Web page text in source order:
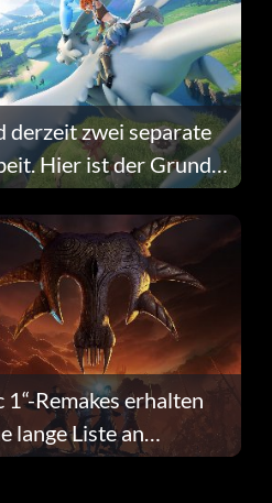
derzeit zwei separate
Hier ist der Grund
Remakes erhalten
lange Liste an